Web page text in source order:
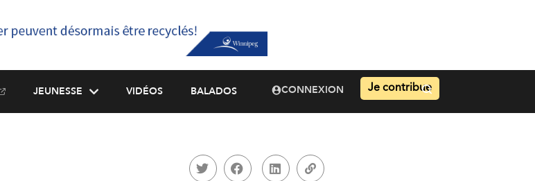
JEUNESSE VIDÉOS BALADOS CONNEXION Je contribue